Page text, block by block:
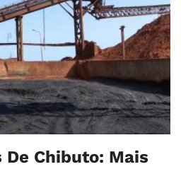
De Chibuto: Mais